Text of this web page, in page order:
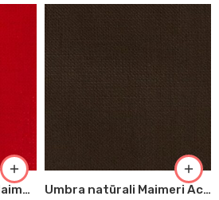
Vermiliono imitacija Maimeri Acrilico, 200 ml (280)
Umbra natūrali Maimeri Acrilico, 200 ml (493)